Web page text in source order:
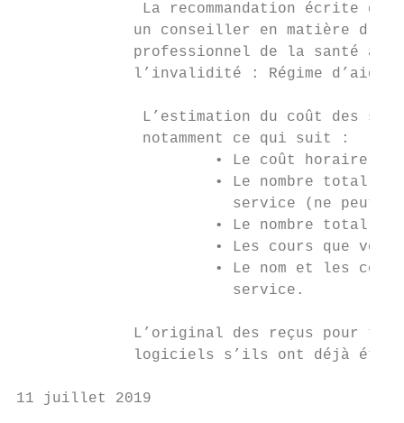
La recommandation écrite
un conseiller en matière
professionnel de la santé
l’invalidité : Régime d’aide
L’estimation du coût des
              notamment ce qui suit :
• Le coût horaire de
• Le nombre total
service (ne peut
• Le nombre total
• Les cours que
• Le nom et les
                        service.
L’original des reçus pour
logiciels s’ils ont déjà été
11 juillet 2019